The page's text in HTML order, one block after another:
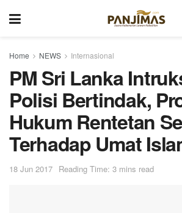
Home NEWS Internasional
PM Sri Lanka
Polisi Bertindak,
Hukum Rentetan
Terhadap Umat
18 Jun 2017 Reading Time: 3 mins read